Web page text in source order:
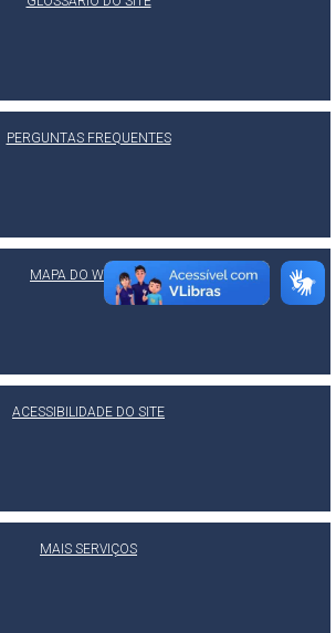
PERGUNTAS FREQUENTES
MAPA DO WEBSITE
ACESSIBILIDADE DO SITE
MAIS SERVIÇOS